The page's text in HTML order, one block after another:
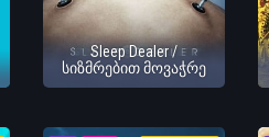
Sleep Dealer /
სიზმრებით მოვაჭრე